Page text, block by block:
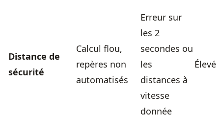
Distance de
sécurité
Calcul flou,
repères non
automatisés
Erreur sur
les 2
secondes ou
les
distances à
vitesse
donnée
Élevé